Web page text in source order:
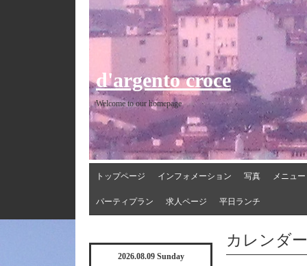
d'argento croce
Welcome to our homepage
トップページ インフォメーション 写真 メニュー
パーティプラン 求人ページ 平日ランチ
カレンダー
2026.08.09 Sunday